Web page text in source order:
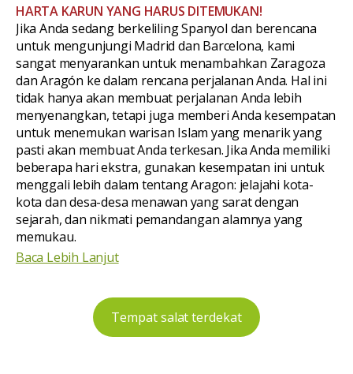
HARTA KARUN YANG HARUS DITEMUKAN!
Jika Anda sedang berkeliling Spanyol dan berencana
untuk mengunjungi Madrid dan Barcelona, kami
sangat menyarankan untuk menambahkan Zaragoza
dan Aragón ke dalam rencana perjalanan Anda. Hal ini
tidak hanya akan membuat perjalanan Anda lebih
menyenangkan, tetapi juga memberi Anda kesempatan
untuk menemukan warisan Islam yang menarik yang
pasti akan membuat Anda terkesan. Jika Anda memiliki
beberapa hari ekstra, gunakan kesempatan ini untuk
menggali lebih dalam tentang Aragon: jelajahi kota-
kota dan desa-desa menawan yang sarat dengan
sejarah, dan nikmati pemandangan alamnya yang
memukau.
Baca Lebih Lanjut
Tempat salat terdekat